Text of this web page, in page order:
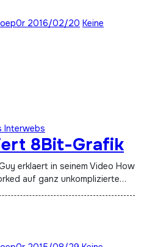
2016/02/20 Keine
Interwebs
8Bit-Grafik
auf ganz unkomplizierte…